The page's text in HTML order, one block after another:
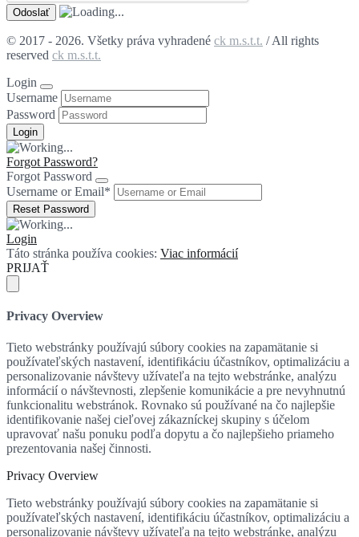
© 2017 - 2026. Všetky práva vyhradené ck m.s.t.t. / All rights
reserved ck m.s.t.t.
Login
Username
Password
Forgot Password?
Forgot Password
Username or Email*
Login
Táto stránka používa cookies: Viac informácií
PRIJAŤ
Privacy Overview
Tieto webstránky používajú súbory cookies na zapamätanie si
používateľských nastavení, identifikáciu účastníkov, optimalizáciu a
personalizovanie návštevy užívateľa na tejto webstránke, analýzu
informácií o návštevnosti, zlepšenie komunikácie a pre nevyhnutnú
funkcionalitu webstránok. Rovnako sú používané na čo najlepšie
identifikovanie našej cieľovej zákazníckej skupiny s účelom
upravovať našu ponuku podľa dopytu a čo najlepšieho priameho
prezentovania našej činnosti.
Privacy Overview
Tieto webstránky používajú súbory cookies na zapamätanie si
používateľských nastavení, identifikáciu účastníkov, optimalizáciu a
personalizovanie návštevy užívateľa na tejto webstránke, analýzu